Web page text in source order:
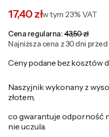
17,40 złw tym 23% VAT
w tym 23% VAT
Cena regularna:43,50 zł
Najniższa cena z 30 dni przed
Ceny podane bez kosztów
Naszyjnik wykonany z
złotem,
co gwarantuje odporność
nie uczula.